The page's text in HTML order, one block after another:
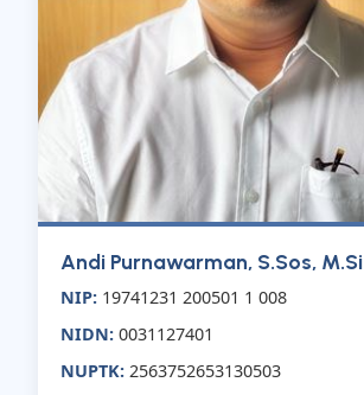
Andi Purnawarman, S.Sos, M.Si
NIP: 19741231 200501 1 008
NIDN: 0031127401
NUPTK: 2563752653130503